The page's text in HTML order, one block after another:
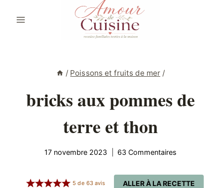
/ Poissons et fruits de mer /
bricks aux pommes de
terre et thon
17 novembre 2023 63 Commentaires
ALLER À LA RECETTE
5 de 63avis